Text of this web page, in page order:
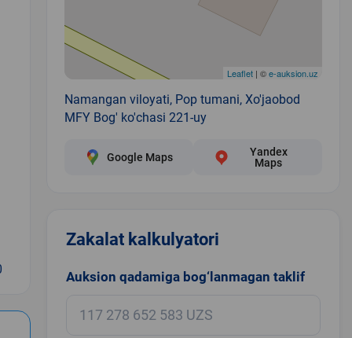
Leaflet| ©e-auksion.uz
Namangan viloyati, Pop tumani, Xo'jaobod
MFY Bog' ko'chasi 221-uy
Google Maps
Yandex
Maps
Zakalat kalkulyatori
Auksion qadamiga bog‘lanmagan taklif